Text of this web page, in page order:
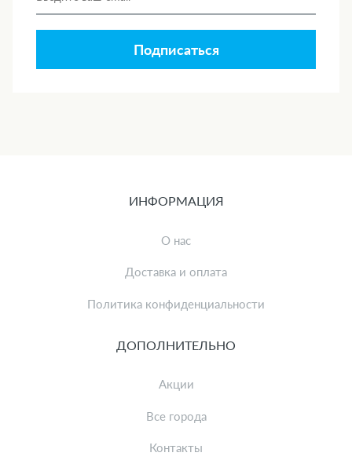
Подписаться
ИНФОРМАЦИЯ
О нас
Доставка и оплата
Политика конфиденциальности
ДОПОЛНИТЕЛЬНО
Акции
Все города
Контакты